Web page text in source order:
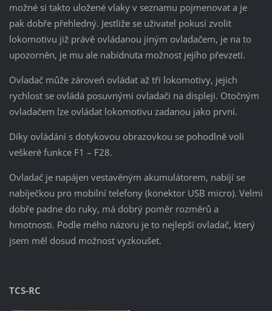
možné si takto uložené vlaky v seznamu pojmenovat a je
pak dobře přehledný. Jestliže se uživatel pokusí zvolit
lokomotivu již právě ovládanou jiným ovladačem, je na to
upozorněn, je mu ale nabídnuta možnost jejího převzetí.
Ovladač může zároveň ovládat až tři lokomotivy, jejich
rychlost se ovládá posuvnými ovladači na displeji. Otočným
ovladačem lze ovládat lokomotivu zadanou jako první.
Díky ovládání s dotykovou obrazovkou se pohodlně volí
veškeré funkce F1 – F28.
Ovladač je napájen vestavěným akumulátorem, nabíjí se
nabíječkou pro mobilní telefony (konektor USB micro). Velmi
dobře padne do ruky, má dobrý poměr rozměrů a
hmotnosti. Podle mého názoru je to nejlepší ovladač, který
jsem měl dosud možnost vyzkoušet.
TCS-RC